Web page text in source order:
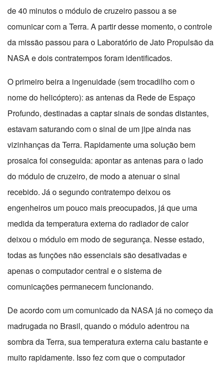
de 40 minutos o módulo de cruzeiro passou a se
comunicar com a Terra. A partir desse momento, o controle
da missão passou para o Laboratório de Jato Propulsão da
NASA e dois contratempos foram identificados.
O primeiro beira a ingenuidade (sem trocadilho com o
nome do helicóptero): as antenas da Rede de Espaço
Profundo, destinadas a captar sinais de sondas distantes,
estavam saturando com o sinal de um jipe ainda nas
vizinhanças da Terra. Rapidamente uma solução bem
prosaica foi conseguida: apontar as antenas para o lado
do módulo de cruzeiro, de modo a atenuar o sinal
recebido. Já o segundo contratempo deixou os
engenheiros um pouco mais preocupados, já que uma
medida da temperatura externa do radiador de calor
deixou o módulo em modo de segurança. Nesse estado,
todas as funções não essenciais são desativadas e
apenas o computador central e o sistema de
comunicações permanecem funcionando.
De acordo com um comunicado da NASA já no começo da
madrugada no Brasil, quando o módulo adentrou na
sombra da Terra, sua temperatura externa caiu bastante e
muito rapidamente. Isso fez com que o computador